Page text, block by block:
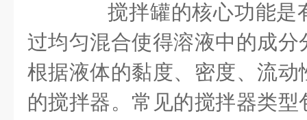
搅拌罐的核心功能是
过均匀混合使得溶液中的成
根据液体的黏度、密度、流
的搅拌器。常见的搅拌器类